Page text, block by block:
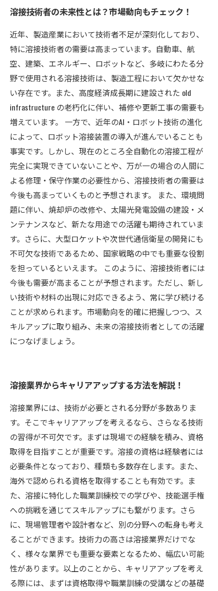
溶接技術者の未来性とは？市場動向もチェック！
近年、製造産業において技術者不足が深刻化しており、
特に溶接技術者の需要は高まっています。自動車、航
空、建築、エネルギー、ロボットなど、多岐にわたる分
野で使用される溶接技術は、製造工程において欠かせな
い存在です。また、高度経済成長期に建設された old
infrastructure の老朽化に伴い、補修や更新工事の需要も
増えています。 一方で、近年のAI・ロボット技術の進化
によって、ロボット溶接装置の導入が進んでいることも
事実です。しかし、現在のところ全自動化の溶接工程が
完全に実現できていないことや、万が一の場合の人間に
よる修理・保守作業の必要性から、溶接技術者の需要は
今後も高まっていくものと予想されます。 また、環境問
題に伴い、焼却炉の改修や、太陽光発電設備の建設・メ
ンテナンスなど、新たな用途での活躍も期待されていま
す。さらに、大型ロケットや次世代通信衛星の開発にも
不可欠な技術であるため、国家戦略の中でも重要な役割
を担っているといえます。 このように、溶接技術者には
今後も需要が高まることが予想されます。ただし、新し
い技術や材料の出現に対応できるよう、常に学び続ける
ことが求められます。市場動向を的確に把握しつつ、ス
キルアップに取り組み、未来の溶接技術者としての活躍
につなげましょう。
溶接業界からキャリアアップする方法を解説！
溶接業界には、技術が必要とされる分野が多数ありま
す。そこでキャリアアップを考えるなら、さらなる技術
の習得が不可欠です。まずは現場での経験を積み、資格
取得を目指すことが重要です。溶接の資格は経験者には
必要条件となっており、種類も多数存在します。また、
海外で認められる資格を取得することも有効です。ま
た、溶接に特化した職業訓練校での学びや、技能選手権
への挑戦を通じてスキルアップにも繋がります。さら
に、現場管理者や設計者など、別の分野への転身も考え
ることができます。技術力の高さは溶接業界だけでな
く、様々な業界でも重要な要素となるため、幅広い可能
性があります。以上のことから、キャリアアップを考え
る際には、まずは資格取得や職業訓練の受講などの基礎